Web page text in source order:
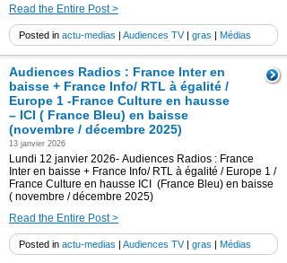
Read the Entire Post >
Posted in actu-medias | Audiences TV| gras | Médias
Audiences Radios : France Inter en
baisse + France Info/ RTL à égalité /
Europe 1 -France Culture en hausse
– ICI ( France Bleu) en baisse
(novembre / décembre 2025)
13 janvier 2026
Lundi 12 janvier 2026- Audiences Radios : France
Inter en baisse + France Info/ RTL à égalité / Europe 1 /
France Culture en hausse ICI (France Bleu) en baisse
( novembre / décembre 2025)
Read the Entire Post >
Posted in actu-medias | Audiences TV| gras | Médias